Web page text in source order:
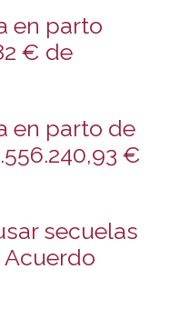
en parto
€ de
en parto de
€
secuelas